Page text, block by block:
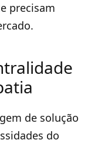
precisam
de solução
do